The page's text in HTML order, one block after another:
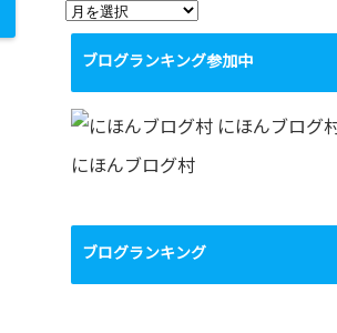
ア
ー
イ
ブ
ブログランキング参加中
にほんブログ村
ブログランキング